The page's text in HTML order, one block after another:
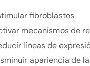
fibroblastos
mecanismos de
líneas de
apariencia de